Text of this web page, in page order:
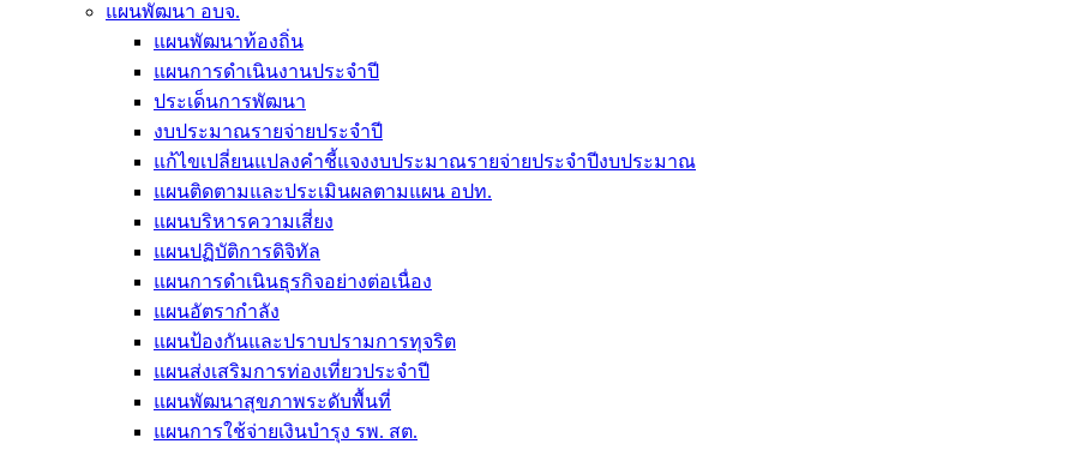
แผนพัฒนา อบจ.
แผนพัฒนาท้องถิ่น
แผนการดำเนินงานประจำปี
ประเด็นการพัฒนา
งบประมาณรายจ่ายประจำปี
แก้ไขเปลี่ยนแปลงคำชี้แจงงบประมาณรายจ่ายประจำปีงบประมาณ
แผนติดตามและประเมินผลตามแผน อปท.
แผนบริหารความเสี่ยง
แผนปฏิบัติการดิจิทัล
แผนการดำเนินธุรกิจอย่างต่อเนื่อง
แผนอัตรากำลัง
แผนป้องกันและปราบปรามการทุจริต
แผนส่งเสริมการท่องเที่ยวประจำปี
แผนพัฒนาสุขภาพระดับพื้นที่
แผนการใช้จ่ายเงินบำรุง รพ. สต.